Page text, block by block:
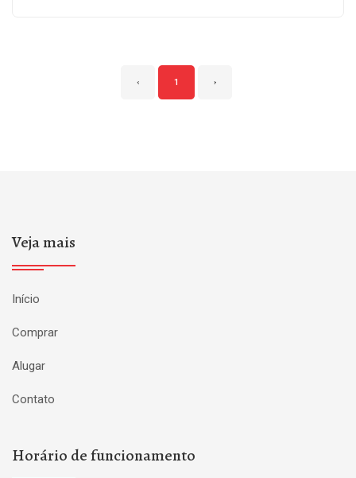
‹ 1 ›
Veja mais
Início
Comprar
Alugar
Contato
Horário de funcionamento